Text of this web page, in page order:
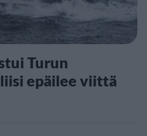
Turun
epäilee viittä